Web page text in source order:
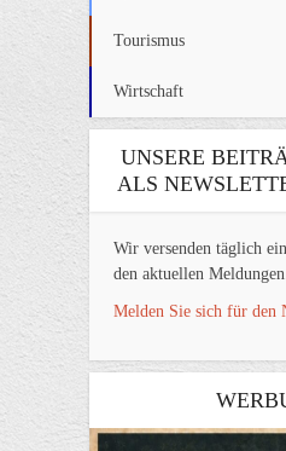
Tourismus
Wirtschaft
UNSERE
ALS
Wir versenden täglich
den aktuellen Meldungen.
Melden Sie sich für den